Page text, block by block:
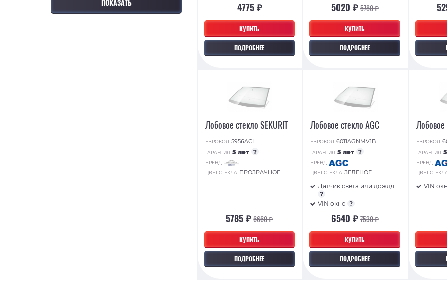
КУПИТЬ
ПОДРОБНЕЕ
4775 ₽
КУПИТЬ
ПОДРОБНЕЕ
5020 ₽5780 ₽
КУПИТЬ
ПОДРОБНЕЕ
Лобовое стекло SEKURIT
ЕВРОКОД:5956ACL
ГАРАНТИЯ:5 лет ?
БРЕНД:
ЦВЕТ СТЕКЛА: ПРОЗРАЧНОЕ
5785 ₽6660 ₽
КУПИТЬ
ПОДРОБНЕЕ
Лобовое стекло AGC
ЕВРОКОД:6011AGNMV1B
ГАРАНТИЯ:5 лет ?
БРЕНД:
ЦВЕТ СТЕКЛА:ЗЕЛЕНОЕ
Датчик света или дождя
?
VIN окно ?
6540 ₽7530 ₽
Лобовое
ЕВРОКОД:
ГАРАНТИЯ:
БРЕНД:
ЦВЕТ
VIN